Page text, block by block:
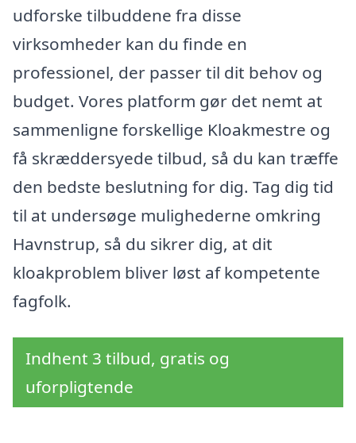
udforske tilbuddene fra disse
virksomheder kan du finde en
professionel, der passer til dit behov og
budget. Vores platform gør det nemt at
sammenligne forskellige Kloakmestre og
få skræddersyede tilbud, så du kan træffe
den bedste beslutning for dig. Tag dig tid
til at undersøge mulighederne omkring
Havnstrup, så du sikrer dig, at dit
kloakproblem bliver løst af kompetente
fagfolk.
Indhent 3 tilbud, gratis og
uforpligtende